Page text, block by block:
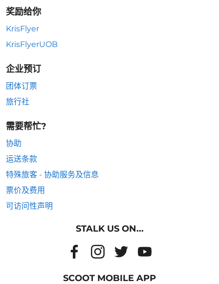
奖励给你
KrisFlyer
KrisFlyerUOB
企业预订
团体订票
旅行社
需要帮忙?
协助
运送条款
特殊旅客 - 协助服务及信息
票价及费用
可访问性声明
STALK US ON...
SCOOT MOBILE APP